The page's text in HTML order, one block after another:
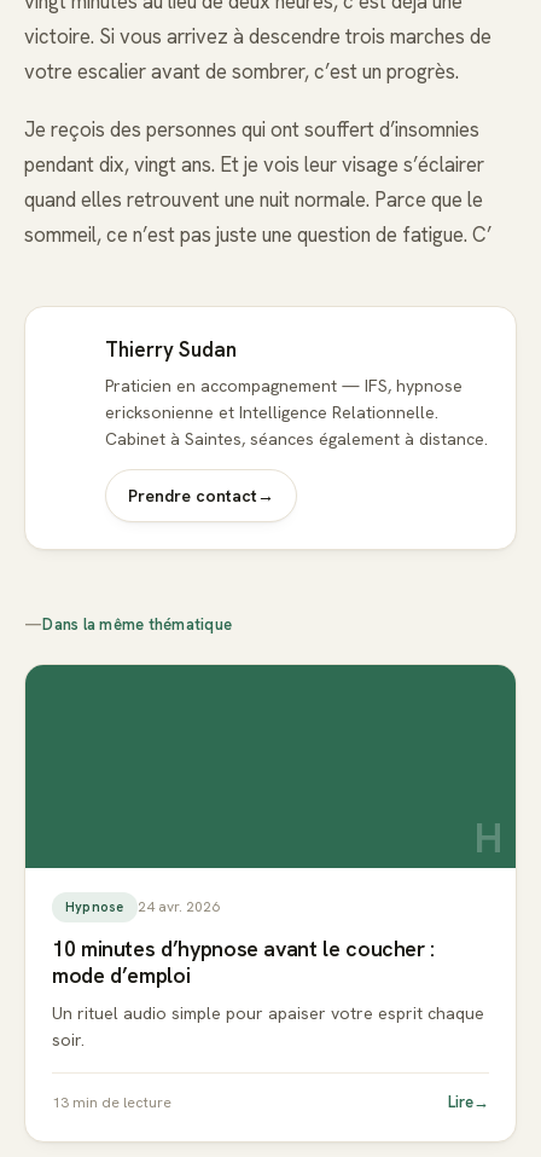
victoire. Si vous arrivez à descendre trois marches de
votre escalier avant de sombrer, c’est un progrès.
Je reçois des personnes qui ont souffert d’insomnies
pendant dix, vingt ans. Et je vois leur visage s’éclairer
quand elles retrouvent une nuit normale. Parce que le
sommeil, ce n’est pas juste une question de fatigue. C’
Thierry Sudan
Praticien en accompagnement — IFS, hypnose
ericksonienne et Intelligence Relationnelle.
Cabinet à Saintes, séances également à distance.
Prendre contact→
—Dans la même thématique
H
Hypnose 24 avr. 2026
10 minutes d’hypnose avant le coucher :
mode d’emploi
Un rituel audio simple pour apaiser votre esprit chaque
soir.
13 min de lecture Lire→